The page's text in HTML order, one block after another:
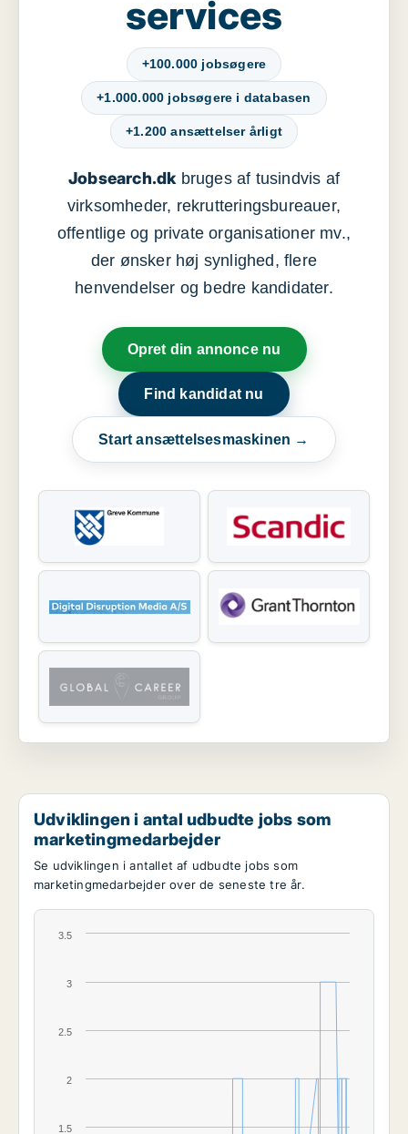
services
+100.000 jobsøgere
+1.000.000 jobsøgere i databasen
+1.200 ansættelser årligt
Jobsearch.dkbruges af tusindvis af
virksomheder, rekrutteringsbureauer,
offentlige og private organisationer mv.,
der ønsker høj synlighed, flere
henvendelser og bedre kandidater.
Opret din annonce nu
Find kandidat nu
Start ansættelsesmaskinen →
Udviklingen i antal udbudte jobs som
marketingmedarbejder
Se udviklingen i antallet af udbudte jobs som
marketingmedarbejder over de seneste tre år.
1.5
2
2.5
3
3.5